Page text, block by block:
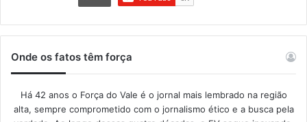
Onde os fatos têm força
Há 42 anos o Força do Vale é o jornal mais lembrado na região
alta, sempre comprometido com o jornalismo ético e a busca pela